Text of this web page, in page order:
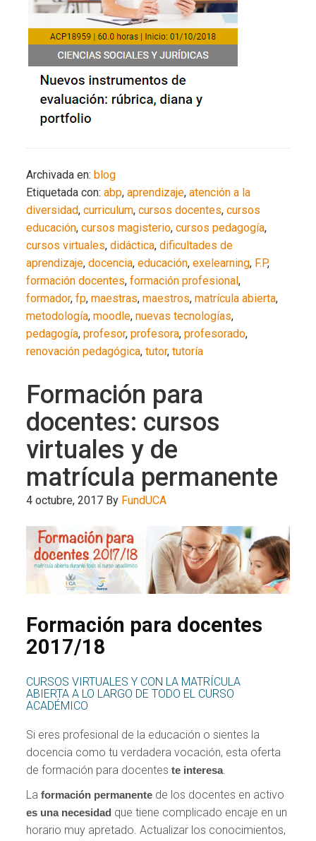
Archivada en: blog
Etiquetada con:abp,aprendizaje,atención a la
diversidad,curriculum,cursos docentes,cursos
educación,cursos magisterio,cursos pedagogía,
cursos virtuales,didáctica,dificultades de
aprendizaje,docencia,educación,exelearning, F.P,
formación docentes,formación profesional,
formador,fp,maestras,maestros,matrícula abierta,
metodología,moodle,nuevas tecnologías,
pedagogía,profesor,profesora,profesorado,
renovación pedagógica,tutor,tutoría
Formación para
docentes: cursos
virtuales y de
matrícula permanente
4 octubre, 2017 By FundUCA
Formación para docentes
2017/18
CURSOS VIRTUALES Y CON LA MATRÍCULA
ABIERTA A LO LARGO DE TODO EL CURSO
ACADÉMICO
Si eres profesional de la educación o sientes la
docencia como tu verdadera vocación, esta oferta
de formación para docentes te interesa.
Laformación permanente de los docentes en activo
es una necesidad que tiene complicado encaje en un
horario muy apretado. Actualizar los conocimientos,